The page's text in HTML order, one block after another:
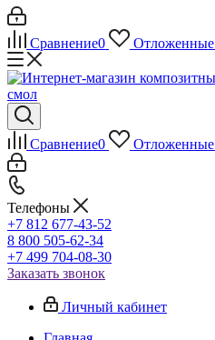
Сравнение0 Отложенные
Сравнение0 Отложенные
Телефоны
+7 812 677-43-52
8 800 505-62-34
+7 499 704-08-30
Заказать звонок
Личный кабинет